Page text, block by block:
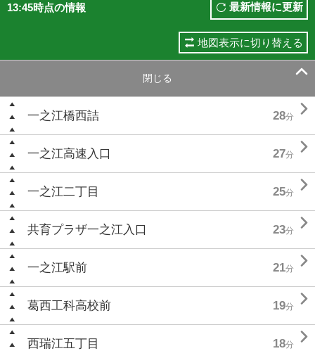
13:45時点の情報 最新情報に更新
地図表示に切り替える
閉じる 
一之江橋西詰 28分 
一之江高速入口 27分 
一之江二丁目 25分 
共育プラザ一之江入口 23分 
一之江駅前 21分 
葛西工科高校前 19分 
西瑞江五丁目 18分 